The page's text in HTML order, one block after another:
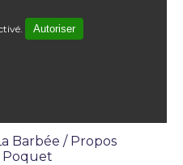
Autoriser
Barbée / Propos
Poquet